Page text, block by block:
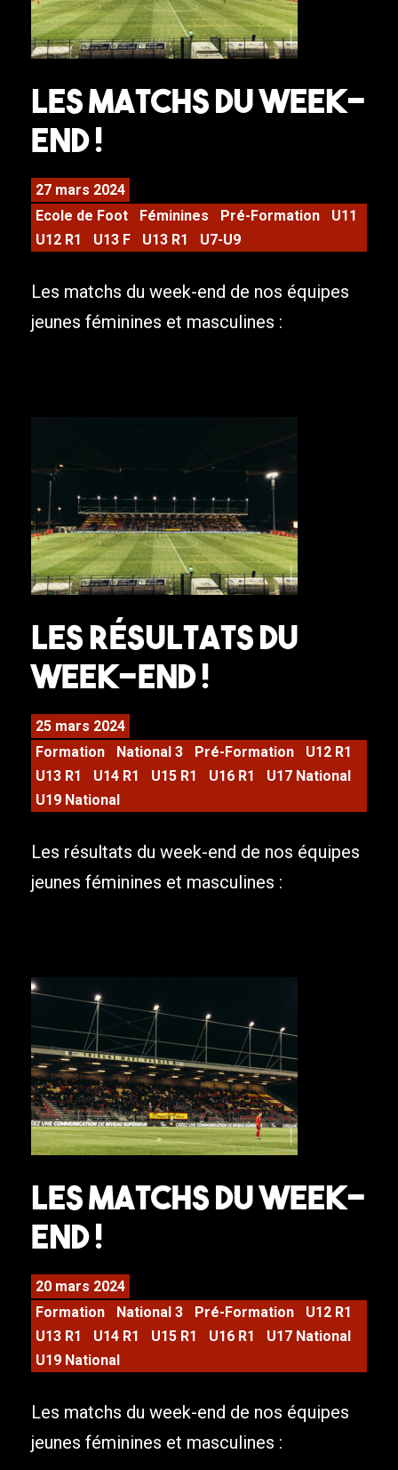
Les matchs du week-
end !
27 mars 2024
Ecole de Foot
Féminines Pré-Formation
U11
U12 R1
U13 F U13 R1 U7-U9
Les matchs du week-end de nos équipes
jeunes féminines et masculines :
Les résultats du
week-end !
25 mars 2024
Formation
National 3 Pré-Formation
U12 R1
U13 R1
U14 R1 U15 R1 U16 R1
U17 National
U19 National
Les résultats du week-end de nos équipes
jeunes féminines et masculines :
Les matchs du week-
end !
20 mars 2024
Formation
National 3 Pré-Formation
U12 R1
U13 R1
U14 R1 U15 R1 U16 R1
U17 National
U19 National
Les matchs du week-end de nos équipes
jeunes féminines et masculines :